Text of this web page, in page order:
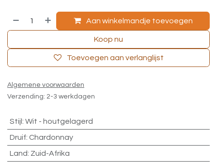
Aan winkelmandje toevoegen
Koop nu
Toevoegen aan verlanglijst
Algemene voorwaarden
Verzending: 2-3 werkdagen
Stijl : Wit - houtgelagerd
Druif: Chardonnay
Land: Zuid-Afrika